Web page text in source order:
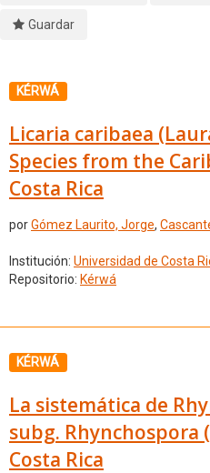
Guardar
KÉRWÁ
Licaria caribaea
Species from the
Costa Rica
porGómez Laurito, Jorge,
Institución: Universidad de Costa
Repositorio: Kérwá
KÉRWÁ
La sistemática de
subg. Rhynchospora
Costa Rica